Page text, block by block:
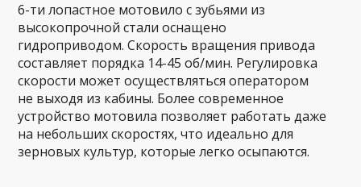
6-ти лопастное мотовило с зубьями из
высокопрочной стали оснащено
гидроприводом. Скорость вращения привода
составляет порядка 14-45 об/мин. Регулировка
скорости может осуществляться оператором
не выходя из кабины. Более современное
устройство мотовила позволяет работать даже
на небольших скоростях, что идеально для
зерновых культур, которые легко осыпаются.